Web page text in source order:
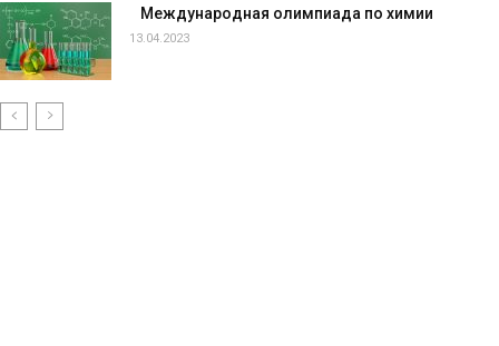
Международная олимпиада по химии
13.04.2023